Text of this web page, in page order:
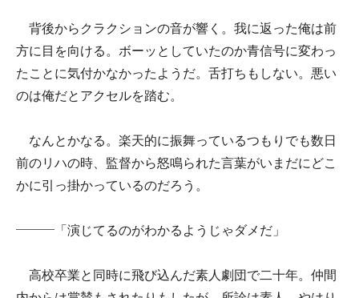
背後からクラクションの音が響く。我に返った俺は前
方に目を向ける。ボーッとしていたのか青信号に変わっ
たことに気付かなかったようだ。舌打ちもしない。悪い
のは俺だとアクセルを踏む。
なんとかなる。楽天的に振舞っているつもりでも数日
前のリハの時、監督から怒鳴られた言葉がいまだにどこ
かに引っ掛かっているのだろう。
―――「演じてるのがわかるようじゃダメだ」
高校卒業と同時に飛び込んだ素人劇団で二十年。仲間